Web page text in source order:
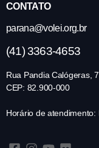
CONTATO
parana@volei.org.br
(41) 3363-4653
Rua Pandia Calógeras,
CEP: 82.900-000
Horário de